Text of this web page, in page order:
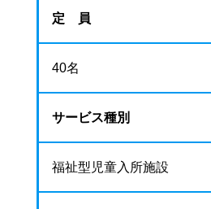
定 員
40名
サービス種別
福祉型児童入所施設